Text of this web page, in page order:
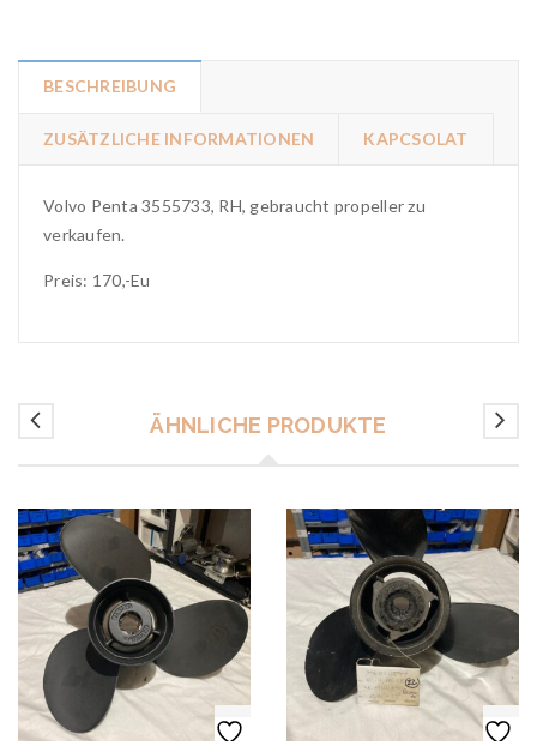
BESCHREIBUNG
ZUSÄTZLICHE INFORMATIONEN KAPCSOLAT
Volvo Penta 3555733, RH, gebraucht propeller zu
verkaufen.
Preis: 170,-Eu
ÄHNLICHE PRODUKTE